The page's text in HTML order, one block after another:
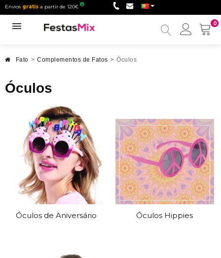
Envios grátis a partir de 120€
0
Minha
Fato > Complementos de Fatos > Óculos
Óculos
Óculos de Aniversário Óculos Hippies